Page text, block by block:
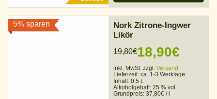
5% sparen
Nork Zitrone-Ingwer
Likör
19,80€
Ursprünglicher
Preis
war:
18,90€
Aktueller
Preis
ist:
inkl. MwSt. zzgl. Versand
Lieferzeit: ca. 1-3 Werktage
Inhalt: 0.5 L
Alkoholgehalt: 25 % vol
Grundpreis: 37,80€ /l